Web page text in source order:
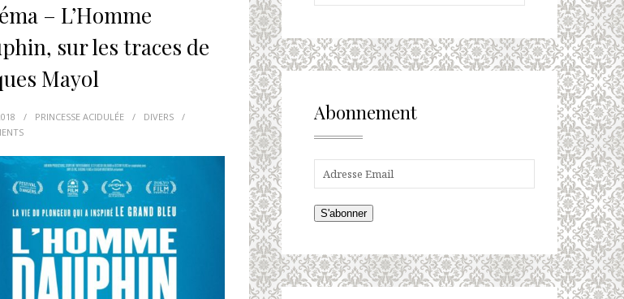
– L’Homme
sur les traces de
Mayol
/ PRINCESSE ACIDULÉE / DIVERS
/
Abonnement
S'abonner